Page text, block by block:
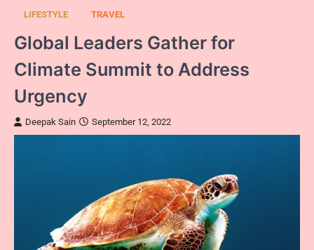
LIFESTYLE TRAVEL
Global Leaders Gather for
Climate Summit to Address
Urgency
Deepak Sain September 12, 2022